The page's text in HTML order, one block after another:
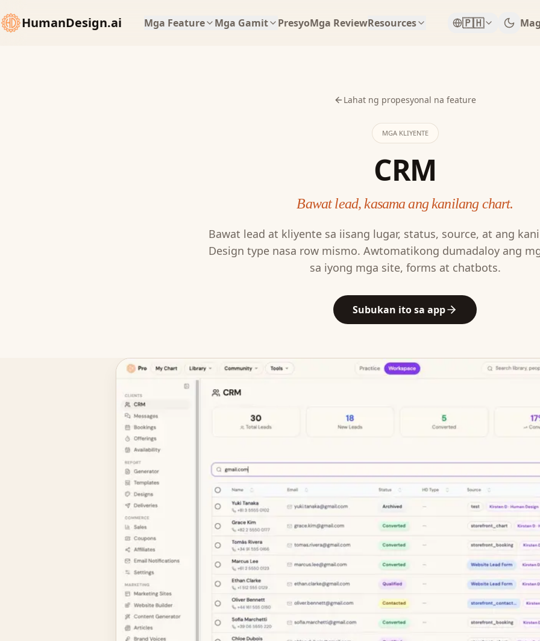
HumanDesign.ai Mga Feature Mga Gamit PresyoMga ReviewResources 🇵🇭
Lahat ng propesyonal na feature
MGA KLIYENTE
CRM
Bawat lead, kasama ang kanilang chart.
Bawat lead at kliyente sa iisang lugar, status, source, at ang
Design type nasa row mismo. Awtomatikong dumadaloy ang
sa iyong mga site, forms at chatbots.
Subukan ito sa app